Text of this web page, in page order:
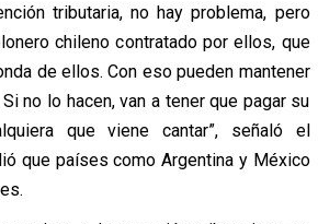
tributaria, no hay problema, pero
chileno contratado por ellos, que
de ellos. Con eso pueden mantener
no lo hacen, van a tener que pagar su
que viene cantar”, señaló el
que países como Argentina y México